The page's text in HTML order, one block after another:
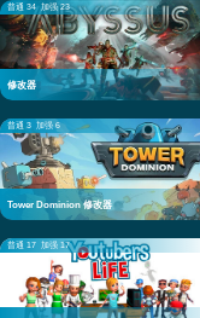
普通 34 加强 23
修改器
普通 3 加强 6
Tower Dominion 修改器
普通 17 加强 17